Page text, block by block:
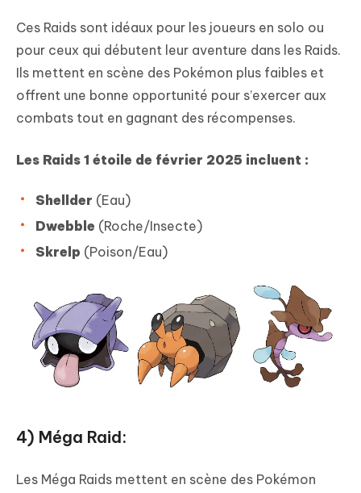
Ces Raids sont idéaux pour les joueurs en solo ou
pour ceux qui débutent leur aventure dans les Raids.
Ils mettent en scène des Pokémon plus faibles et
offrent une bonne opportunité pour s’exercer aux
combats tout en gagnant des récompenses.
Les Raids 1 étoile de février 2025 incluent :
Shellder (Eau)
Dwebble (Roche/Insecte)
Skrelp (Poison/Eau)
4) Méga Raid:
Les Méga Raids mettent en scène des Pokémon